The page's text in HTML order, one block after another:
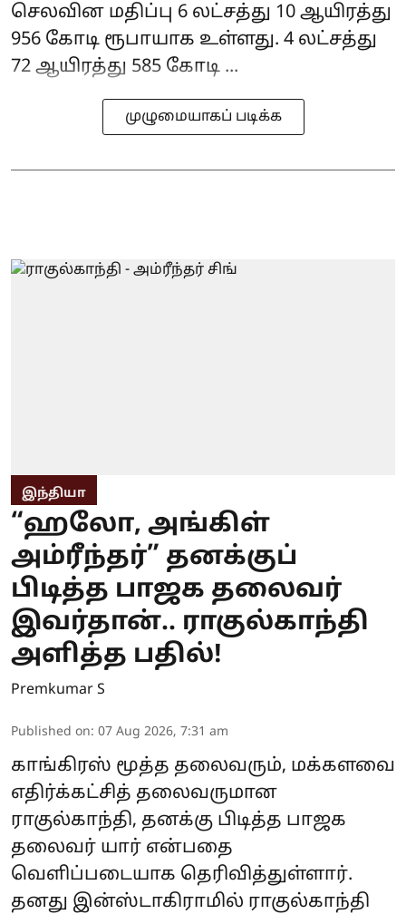
செலவின மதிப்பு 6 லட்சத்து 10 ஆயிரத்து
956 கோடி ரூபாயாக உள்ளது. 4 லட்சத்து
72 ஆயிரத்து 585 கோடி ...
முழுமையாகப் படிக்க
இந்தியா
“ஹலோ, அங்கிள்
அம்ரீந்தர்” தனக்குப்
பிடித்த பாஜக தலைவர்
இவர்தான்.. ராகுல்காந்தி
அளித்த பதில்!
Premkumar S
Published on: 07 Aug 2026, 7:31 am
காங்கிரஸ் மூத்த தலைவரும், மக்களவை
எதிர்க்கட்சித் தலைவருமான
ராகுல்காந்தி, தனக்கு பிடித்த பாஜக
தலைவர் யார் என்பதை
வெளிப்படையாக தெரிவித்துள்ளார்.
தனது இன்ஸ்டாகிராமில் ராகுல்காந்தி